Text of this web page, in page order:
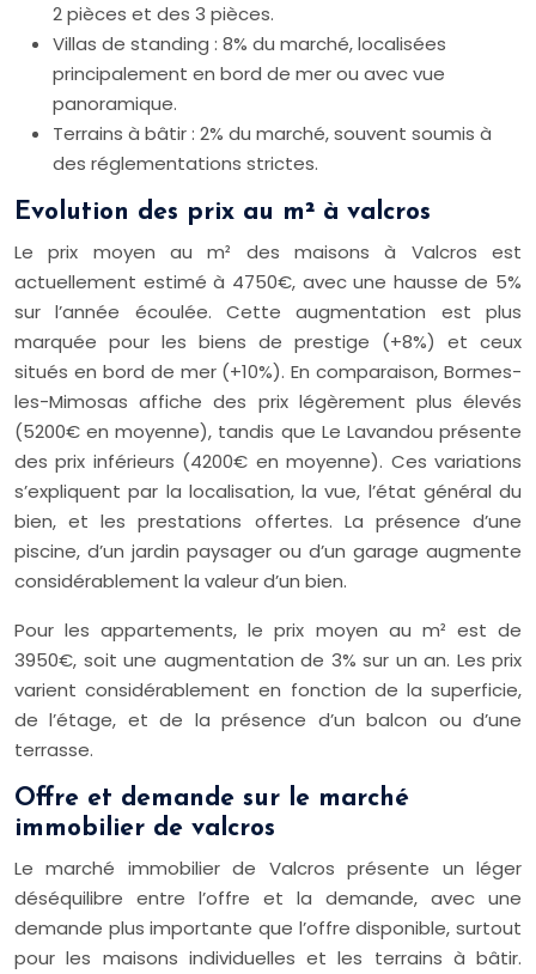
2 pièces et des 3 pièces.
Villas de standing : 8% du marché, localisées
principalement en bord de mer ou avec vue
panoramique.
Terrains à bâtir : 2% du marché, souvent soumis à
des réglementations strictes.
Evolution des prix au m² à valcros
Le prix moyen au m² des maisons à Valcros est
actuellement estimé à 4750€, avec une hausse de 5%
sur l’année écoulée. Cette augmentation est plus
marquée pour les biens de prestige (+8%) et ceux
situés en bord de mer (+10%). En comparaison, Bormes-
les-Mimosas affiche des prix légèrement plus élevés
(5200€ en moyenne), tandis que Le Lavandou présente
des prix inférieurs (4200€ en moyenne). Ces variations
s’expliquent par la localisation, la vue, l’état général du
bien, et les prestations offertes. La présence d’une
piscine, d’un jardin paysager ou d’un garage augmente
considérablement la valeur d’un bien.
Pour les appartements, le prix moyen au m² est de
3950€, soit une augmentation de 3% sur un an. Les prix
varient considérablement en fonction de la superficie,
de l’étage, et de la présence d’un balcon ou d’une
terrasse.
Offre et demande sur le marché
immobilier de valcros
Le marché immobilier de Valcros présente un léger
déséquilibre entre l’offre et la demande, avec une
demande plus importante que l’offre disponible, surtout
pour les maisons individuelles et les terrains à bâtir.